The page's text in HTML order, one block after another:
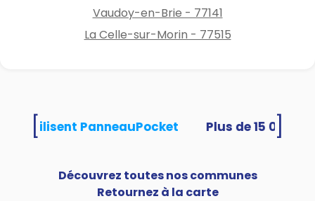
Vaudoy-en-Brie - 77141
La Celle-sur-Morin - 77515
utilisent PanneauPocket
Découvrez toutes nos communes
Retournez à la carte